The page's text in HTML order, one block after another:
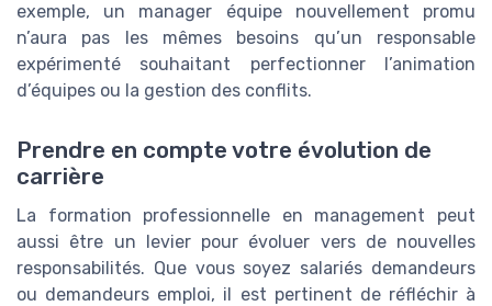
exemple, un manager équipe nouvellement promu
n’aura pas les mêmes besoins qu’un responsable
expérimenté souhaitant perfectionner l’animation
d’équipes ou la gestion des conflits.
Prendre en compte votre évolution de
carrière
La formation professionnelle en management peut
aussi être un levier pour évoluer vers de nouvelles
responsabilités. Que vous soyez salariés demandeurs
ou demandeurs emploi, il est pertinent de réfléchir à